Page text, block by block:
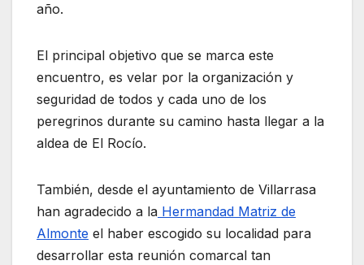
año.
El principal objetivo que se marca este
encuentro, es velar por la organización y
seguridad de todos y cada uno de los
peregrinos durante su camino hasta llegar a la
aldea de El Rocío.
También, desde el ayuntamiento de Villarrasa
han agradecido a la Hermandad Matriz de
Almonte el haber escogido su localidad para
desarrollar esta reunión comarcal tan